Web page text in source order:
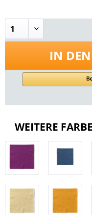
IN DEN
WEITERE